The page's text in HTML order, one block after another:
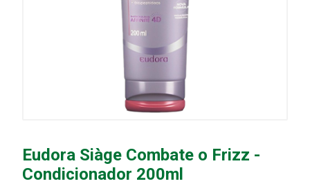
Eudora Siàge Combate o Frizz -
Condicionador 200ml